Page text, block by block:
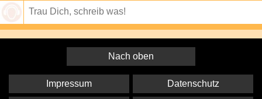
Nach oben
Impressum Datenschutz